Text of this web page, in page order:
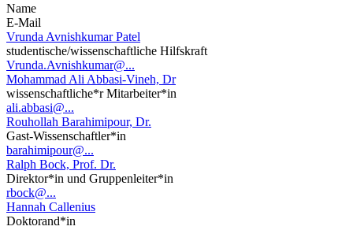
Name
E-Mail
Vrunda Avnishkumar Patel
studentische/wissenschaftliche Hilfskraft
Vrunda.Avnishkumar@...
Mohammad Ali Abbasi-Vineh, Dr
wissenschaftliche*r Mitarbeiter*in
ali.abbasi@...
Rouhollah Barahimipour, Dr.
Gast-Wissenschaftler*in
barahimipour@...
Ralph Bock, Prof. Dr.
Direktor*in und Gruppenleiter*in
rbock@...
Hannah Callenius
Doktorand*in